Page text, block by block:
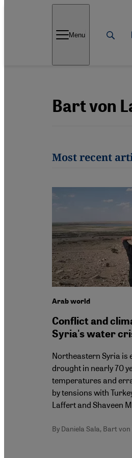
Menu
Bart von
Most recent
Arab world
Conflict and
Syria's water
Northeastern Syria is
drought in nearly 70
temperatures and
by tensions with
Laffert and Shaveen
By Daniela Sala, Bart